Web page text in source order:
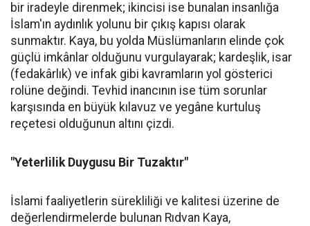
bir iradeyle direnmek; ikincisi ise bunalan insanlığa
İslam'ın aydınlık yolunu bir çıkış kapısı olarak
sunmaktır. Kaya, bu yolda Müslümanların elinde çok
güçlü imkânlar olduğunu vurgulayarak; kardeşlik, isar
(fedakârlık) ve infak gibi kavramların yol gösterici
rolüne değindi. Tevhid inancının ise tüm sorunlar
karşısında en büyük kılavuz ve yegâne kurtuluş
reçetesi olduğunun altını çizdi.
"Yeterlilik Duygusu Bir Tuzaktır"
İslami faaliyetlerin sürekliliği ve kalitesi üzerine de
değerlendirmelerde bulunan Rıdvan Kaya,